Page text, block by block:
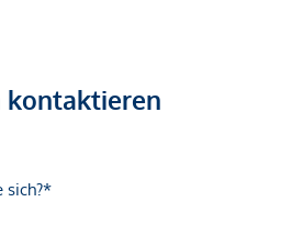
kontaktieren